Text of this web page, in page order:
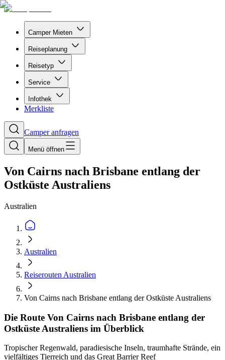
Camper Mieten
Reiseplanung
Reisetyp
Service
Infothek
Merkliste
Camper anfragen
Menü öffnen
Von Cairns nach Brisbane entlang der
Ostküste Australiens
Australien
Australien
Reiserouten Australien
Von Cairns nach Brisbane entlang der Ostküste Australiens
Die Route Von Cairns nach Brisbane entlang der
Ostküste Australiens im Überblick
Tropischer Regenwald, paradiesische Inseln, traumhafte Strände, ein
vielfältiges Tierreich und das Great Barrier Reef